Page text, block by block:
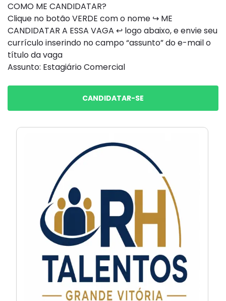
COMO ME CANDIDATAR?
Clique no botão VERDE com o nome ↪ ME
CANDIDATAR A ESSA VAGA ↩ logo abaixo, e envie seu
currículo inserindo no campo “assunto” do e-mail o
título da vaga
Assunto: Estagiário Comercial
CANDIDATAR-SE